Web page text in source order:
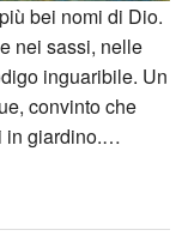
bei nomi di Dio.
nei sassi, nelle
inguaribile. Un
convinto che
in giardino.…